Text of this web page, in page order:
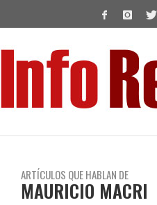
ARTÍCULOS QUE HABLAN DE
MAURICIO MACRI